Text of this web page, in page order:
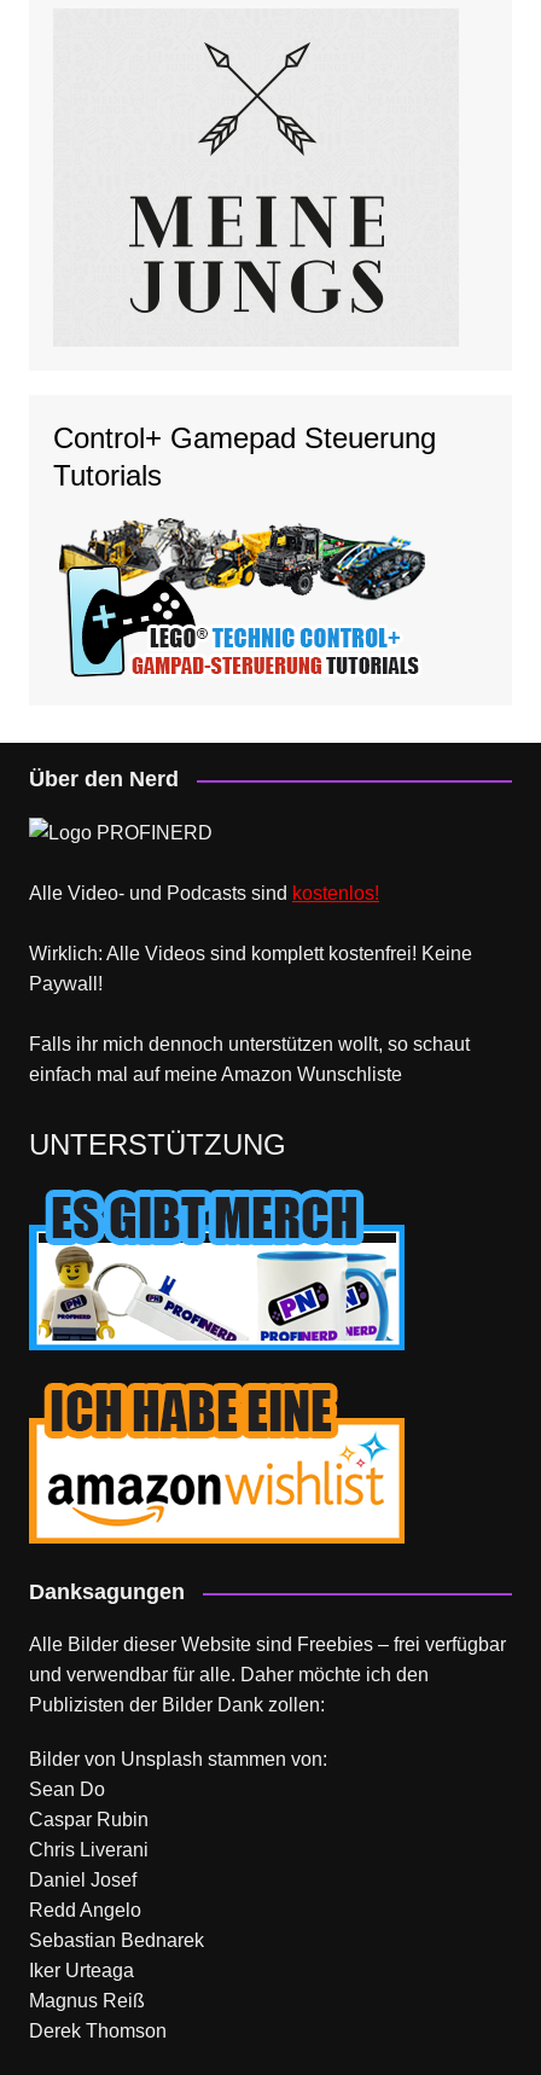
Control+ Gamepad Steuerung
Tutorials
Über den Nerd
Alle Video- und Podcasts sind kostenlos!
Wirklich: Alle Videos sind komplett kostenfrei! Keine
Paywall!
Falls ihr mich dennoch unterstützen wollt, so schaut
einfach mal auf meine Amazon Wunschliste
UNTERSTÜTZUNG
Danksagungen
Alle Bilder dieser Website sind Freebies – frei verfügbar
und verwendbar für alle. Daher möchte ich den
Publizisten der Bilder Dank zollen:
Bilder von Unsplash stammen von:
Sean Do
Caspar Rubin
Chris Liverani
Daniel Josef
Redd Angelo
Sebastian Bednarek
Iker Urteaga
Magnus Reiß
Derek Thomson